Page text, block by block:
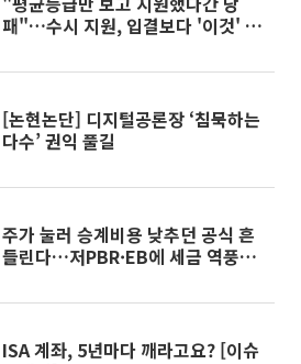
패"…수시 지원, 입결보다 '이것' 먼
[논현논단] 디지털공론장 ‘침묵하는
다수’ 권익 풀길
주가 눌러 승계비용 낮추던 공식 흔
들린다…저PBR·EB에 세금 역풍
ISA 계좌, 5년마다 깨라고요? [이슈